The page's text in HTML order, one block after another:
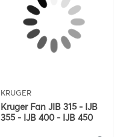
KRUGER
Kruger Fan JIB 315 - IJB
355 - IJB 400 - IJB 450